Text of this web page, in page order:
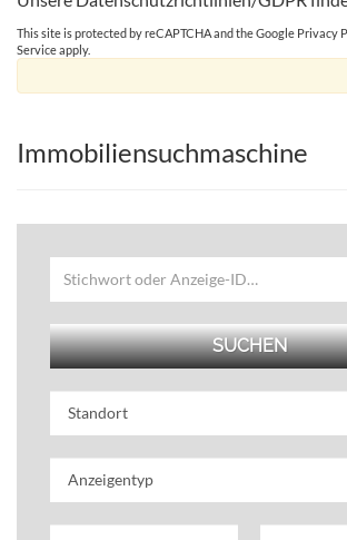
This site is protected by reCAPTCHA and the Google Privacy
Service apply.
Immobiliensuchmaschine